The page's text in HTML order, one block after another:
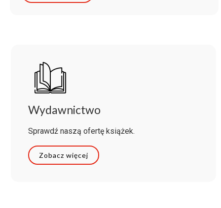
Wydawnictwo
Sprawdź naszą ofertę książek.
Zobacz więcej